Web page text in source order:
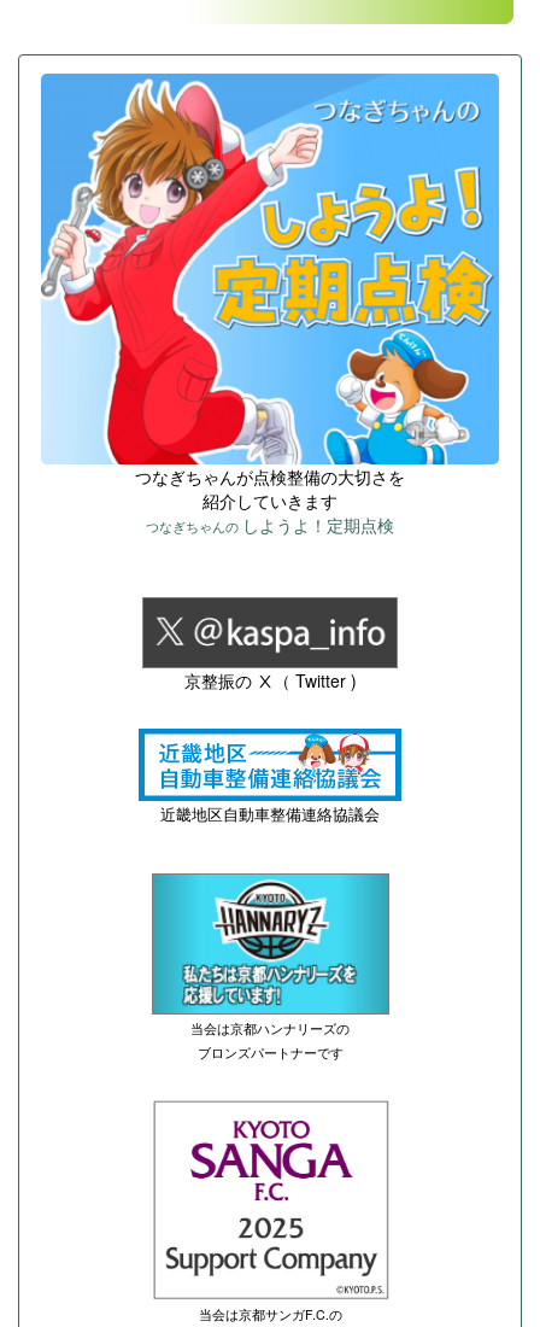
つなぎちゃんが点検整備の大切さを
紹介していきます
つなぎちゃんの しようよ！定期点検
京整振の Ⅹ（ Twitter )
近畿地区自動車整備連絡協議会
当会は京都ハンナリーズの
ブロンズパートナーです
当会は京都サンガF.C.の